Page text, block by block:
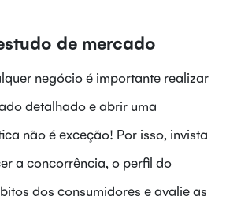
de mercado
negócio é importante realizar
detalhado e abrir uma
não é exceção! Por isso, invista
a concorrência, o perfil do
dos consumidores e avalie as